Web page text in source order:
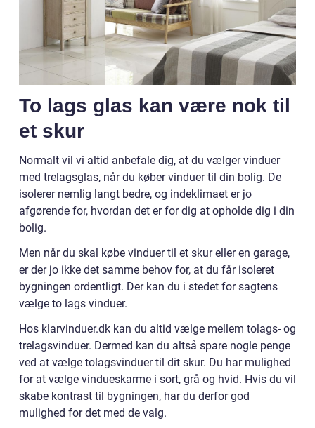
To lags glas kan være nok til
et skur
Normalt vil vi altid anbefale dig, at du vælger vinduer
med trelagsglas, når du køber vinduer til din bolig. De
isolerer nemlig langt bedre, og indeklimaet er jo
afgørende for, hvordan det er for dig at opholde dig i din
bolig.
Men når du skal købe vinduer til et skur eller en garage,
er der jo ikke det samme behov for, at du får isoleret
bygningen ordentligt. Der kan du i stedet for sagtens
vælge to lags vinduer.
Hos klarvinduer.dk kan du altid vælge mellem tolags- og
trelagsvinduer. Dermed kan du altså spare nogle penge
ved at vælge tolagsvinduer til dit skur. Du har mulighed
for at vælge vindueskarme i sort, grå og hvid. Hvis du vil
skabe kontrast til bygningen, har du derfor god
mulighed for det med de valg.